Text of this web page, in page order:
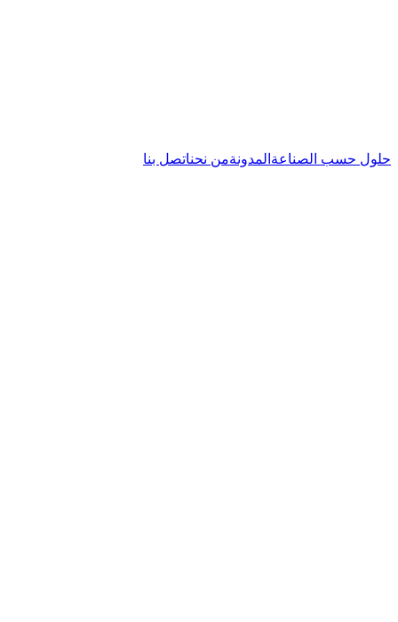
حلول حسب الصناعة المدونةمن نحناتصل بنا